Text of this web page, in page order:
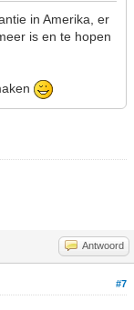
in Amerika, er
is en te hopen
Antwoord
#7